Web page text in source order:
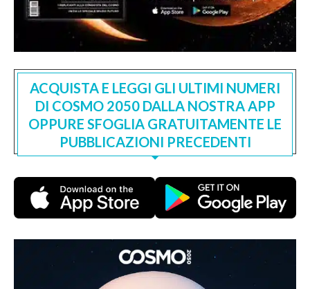
ACQUISTA E LEGGI GLI ULTIMI NUMERI
DI COSMO 2050 DALLA NOSTRA APP
OPPURE SFOGLIA GRATUITAMENTE LE
PUBBLICAZIONI PRECEDENTI